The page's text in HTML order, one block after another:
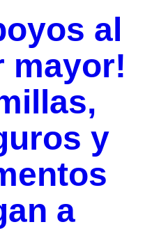
al
mayor!
y
a